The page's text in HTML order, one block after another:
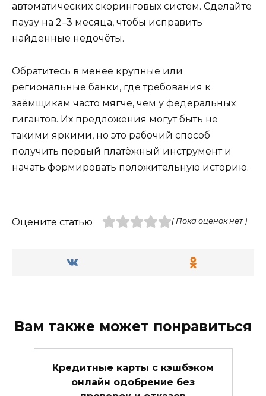
автоматических скоринговых систем. Сделайте
паузу на 2–3 месяца, чтобы исправить
найденные недочёты.
Обратитесь в менее крупные или
региональные банки, где требования к
заёмщикам часто мягче, чем у федеральных
гигантов. Их предложения могут быть не
такими яркими, но это рабочий способ
получить первый платёжный инструмент и
начать формировать положительную историю.
Оцените статью ( Пока оценок нет )
Вам также может понравиться
Кредитные карты с кэшбэком
онлайн одобрение без